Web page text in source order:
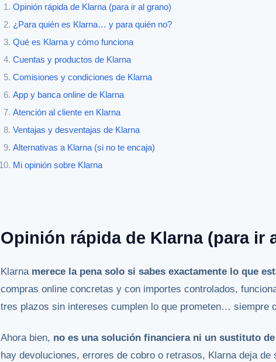
Opinión rápida de Klarna (para ir al grano)
¿Para quién es Klarna… y para quién no?
Qué es Klarna y cómo funciona
Cuentas y productos de Klarna
Comisiones y condiciones de Klarna
App y banca online de Klarna
Atención al cliente en Klarna
Ventajas y desventajas de Klarna
Alternativas a Klarna (si no te encaja)
Mi opinión sobre Klarna
Opinión rápida de Klarna (para ir
Klarna merece la pena solo si sabes exactamente lo que
compras online concretas y con importes controlados,
tres plazos sin intereses cumplen lo que prometen… siempre
Ahora bien, no es una solución financiera ni un sustituto
hay devoluciones, errores de cobro o retrasos, Klarna deja